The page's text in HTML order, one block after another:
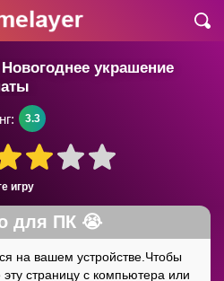
украшение
игру
3.3